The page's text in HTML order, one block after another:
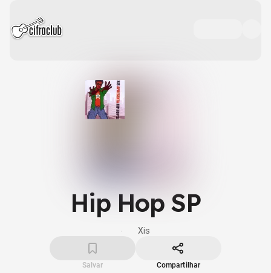
Hip Hop SP
Xis
Salvar Compartilhar